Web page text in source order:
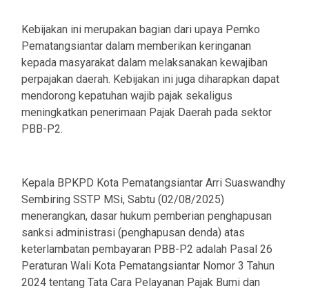
Kebijakan ini merupakan bagian dari upaya Pemko
Pematangsiantar dalam memberikan keringanan
kepada masyarakat dalam melaksanakan kewajiban
perpajakan daerah. Kebijakan ini juga diharapkan dapat
mendorong kepatuhan wajib pajak sekaligus
meningkatkan penerimaan Pajak Daerah pada sektor
PBB-P2.
Kepala BPKPD Kota Pematangsiantar Arri Suaswandhy
Sembiring SSTP MSi, Sabtu (02/08/2025)
menerangkan, dasar hukum pemberian penghapusan
sanksi administrasi (penghapusan denda) atas
keterlambatan pembayaran PBB-P2 adalah Pasal 26
Peraturan Wali Kota Pematangsiantar Nomor 3 Tahun
2024 tentang Tata Cara Pelayanan Pajak Bumi dan